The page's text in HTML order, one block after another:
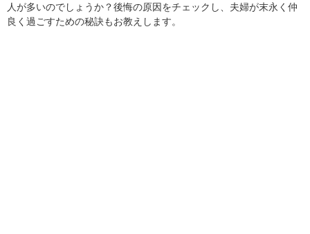
人が多いのでしょうか？後悔の原因をチェックし、夫婦が末永く仲
良く過ごすための秘訣もお教えします。